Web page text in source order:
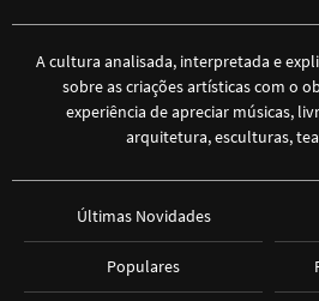
A cultura analisada, interpretada e
sobre as criações artísticas com o
experiência de apreciar músicas,
arquitetura, esculturas,
Últimas Novidades
Populares